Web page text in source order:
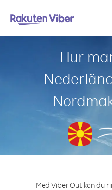
Hur
Med Viber Out kan du